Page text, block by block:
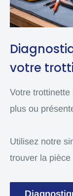
votre
Votre
plus ou
Utilisez notre
trouver la pièce